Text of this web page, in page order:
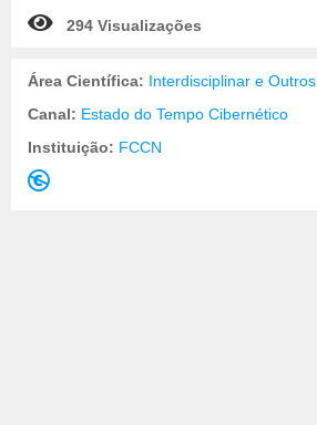
294 Visualizações
Área Científica: Interdisciplinar e Outros
Canal: Estado do Tempo Cibernético
Instituição: FCCN